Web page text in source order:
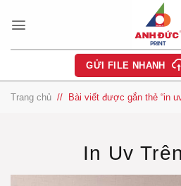
qua
GỬI FILE NHANH
Trang chủ / Bài viết được gắn thẻ “in
In Uv